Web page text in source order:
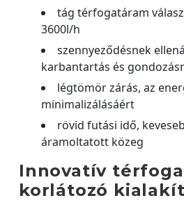
tág térfogatáram
3600l/h
szennyeződésnek
karbantartás és
légtömör zárás, az
minimalizálásáért
rövid futási idő,
áramoltatott közeg
Innovatív
korlátozó